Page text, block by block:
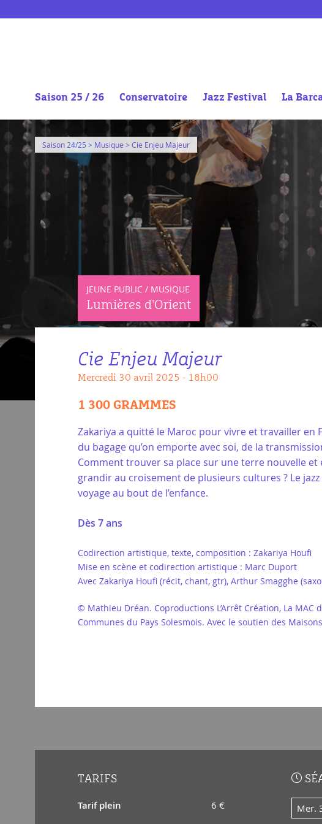
au
contenu
Saison 25 / 26 Conservatoire Jazz Festival La
Saison 24/25 > Musique > Cie Enjeu Majeur
JEUNE PUBLIC / MUSIQUE
Lumières d'Orient
Cie Enjeu Majeur
mercredi 30 avril 2025 - 18h00
1 300 GRAMMES
Zakariya a quitté le Maroc pour vivre et travailler
du bagage qu’on emporte avec soi, de la
Comment trouver sa place sur une terre nouvelle
grandir au croisement de plusieurs cultures ? Le
voyage au bout de l’enfance.
Dès 7 ans
Codirection artistique, texte, composition : Zakariya Houfi
Mise en scène et codirection artistique : Marc Duport
Avec Zakariya Houfi (récit, chant, gtr), Arthur Smagghe
© Mathieu Dréan. Coproductions L’Arrêt Création, La MAC
Communes du Pays Solesmois. Avec le soutien des
TARIFS
Tarif plein 6 €